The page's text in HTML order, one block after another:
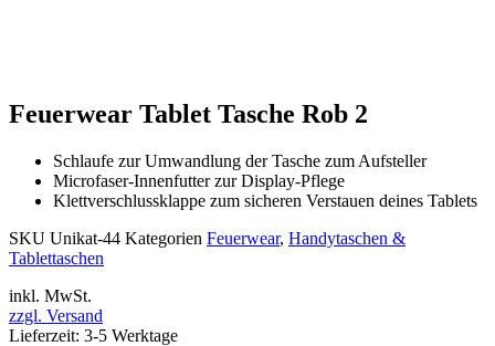
Feuerwear Tablet Tasche Rob 2
Schlaufe zur Umwandlung der Tasche zum Aufsteller
Microfaser-Innenfutter zur Display-Pflege
Klettverschlussklappe zum sicheren Verstauen deines Tablets
SKU Unikat-44 Kategorien Feuerwear, Handytaschen &
Tablettaschen
inkl. MwSt.
zzgl. Versand
Lieferzeit: 3-5 Werktage